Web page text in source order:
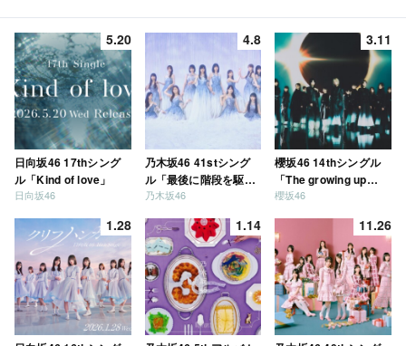
5.20
日向坂46 17thシング
ル「Kind of love」
日向坂46
4.8
乃木坂46 41stシング
ル「最後に階段を駆け
上がったのはいつ
乃木坂46
3.11
櫻坂46 14thシングル
「The growing up
train」
櫻坂46
1.28 1.14 11.26